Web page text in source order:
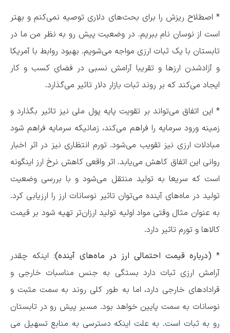
* اصطلاح ریزش را برای بحث‌های دلاری توصیه نمی‌کنم و بهتر
است از نوسان نام ببریم. در وضعیت پیش رو به نظر من ما در
تابستان با یک ثبات ارزی مواجه می‌شویم. بهبود روابط با آمریکا
و آزادشدن ارز‌ها و تقریبا آرامش نسبی در فضای کسب و کار
ایجاد می‌کند که بر روند ثبات بازار دلار تاثیر می‌گذارد.
* این اتفاق می‌تواند بر تقویت پایه پول ملی نیز تاثیر بگذارد و
زمینه ورود سرمایه را فراهم می‌کند، زمانیکه سرمایه فراهم شود
مبادلات ارزی نیز تقویب می‌شود. تورم انتظاری نیز در اثر اخبار
روانی این اتفاق کاهش می‌یابد. اثر واقعی کاهش نرخ ارز اینگونه
است که سریعا به تولید منتقل می‌شود و با بررسی وضعیت
تولید در ماه‌های آینده می‌توان تاثیر نوسانات ارز را ارزیابی کرد.
به عنوان مثال وقتی مواد اولیه تولید ارزان‌تر تهیه شود بر قیمت
کالا‌ها و تورم تاثیر دارد.
* (درباره قیمت احتمالی ارز در ماه‌های آینده): اینکه چقدر
آرامش ارزی ثبات دارد بستگی به جنس مناسبات خارجی و
قراداد‌های خارجی دارد، اما به طور کلی روند به سمت مثبت و
نوسانات به سمت پایین خواهد بود. مسیر پیش رو در تابستان
رو به ثبات است. به علت اینکه دسترسی به منابع تسهیل می